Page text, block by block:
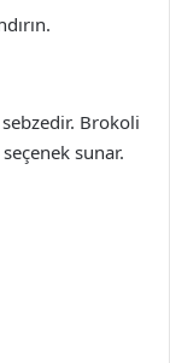
Brokoli
sunar.